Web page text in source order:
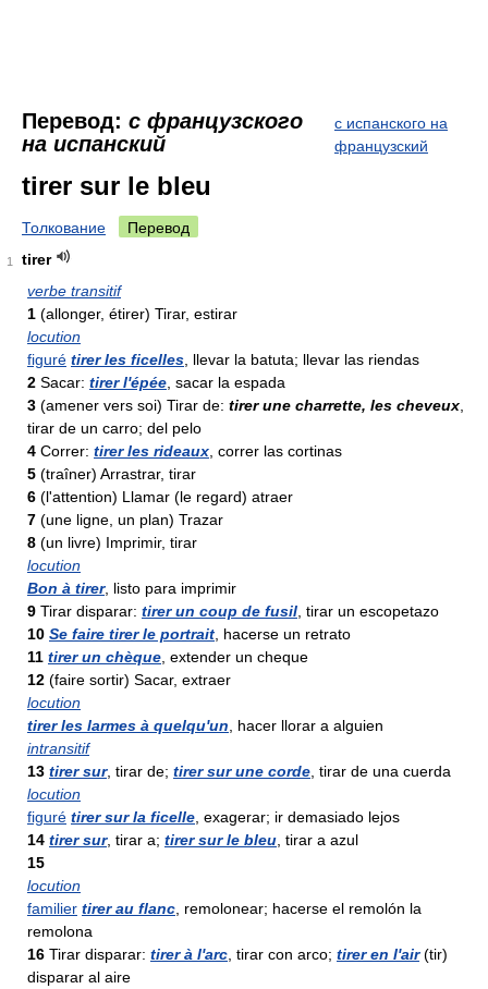
Перевод: с французского
на испанский
с испанского на
французский
tirer sur le bleu
Толкование Перевод
1
tirer
verbe transitif
1 (allonger, étirer) Tirar, estirar
locution
figuré tirer les ficelles , llevar la batuta; llevar las riendas
2 Sacar: tirer l'épée , sacar la espada
3 (amener vers soi) Tirar de: tirer une charrette, les cheveux
tirar de un carro; del pelo
4 Correr: tirer les rideaux , correr las cortinas
5 (traîner) Arrastrar, tirar
6 (l'attention) Llamar (le regard) atraer
7 (une ligne, un plan) Trazar
8 (un livre) Imprimir, tirar
locution
Bon à tirer, listo para imprimir
9 Tirar disparar: tirer un coup de fusil , tirar un escopetazo
10 Se faire tirer le portrait , hacerse un retrato
11 tirer un chèque , extender un cheque
12 (faire sortir) Sacar, extraer
locution
tirer les larmes à quelqu'un , hacer llorar a alguien
intransitif
13 tirer sur, tirar de; tirer sur une corde , tirar de una cuerda
locution
figuré tirer sur la ficelle , exagerar; ir demasiado lejos
14 tirer sur, tirar a; tirer sur le bleu , tirar a azul
15
locution
familier tirer au flanc , remolonear; hacerse el remolón la
remolona
16 Tirar disparar: tirer à l'arc , tirar con arco; tirer en l'air(tir)
disparar al aire